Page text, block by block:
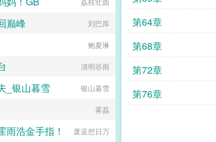
第64章
第68章
第72章
第76章
巅峰 刘巴库
鲍夏琳
清明谷雨
_银山暮雪 银山暮雪
雾荔
雨浩金手指！ 废蓝想日万